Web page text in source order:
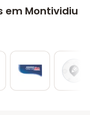
em Montividiu